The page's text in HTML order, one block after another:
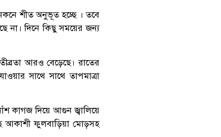
শীত অনুভূত হচ্ছে । তবে
না। দিনে কিছু সময়ের জন্য
আরও বেড়েছে। রাতের
সাথে সাথে তাপমাত্রা
কাগজ দিয়ে আগুন জ্বালিয়ে
আকাশী ফুলবাড়িয়া মোড়সহ